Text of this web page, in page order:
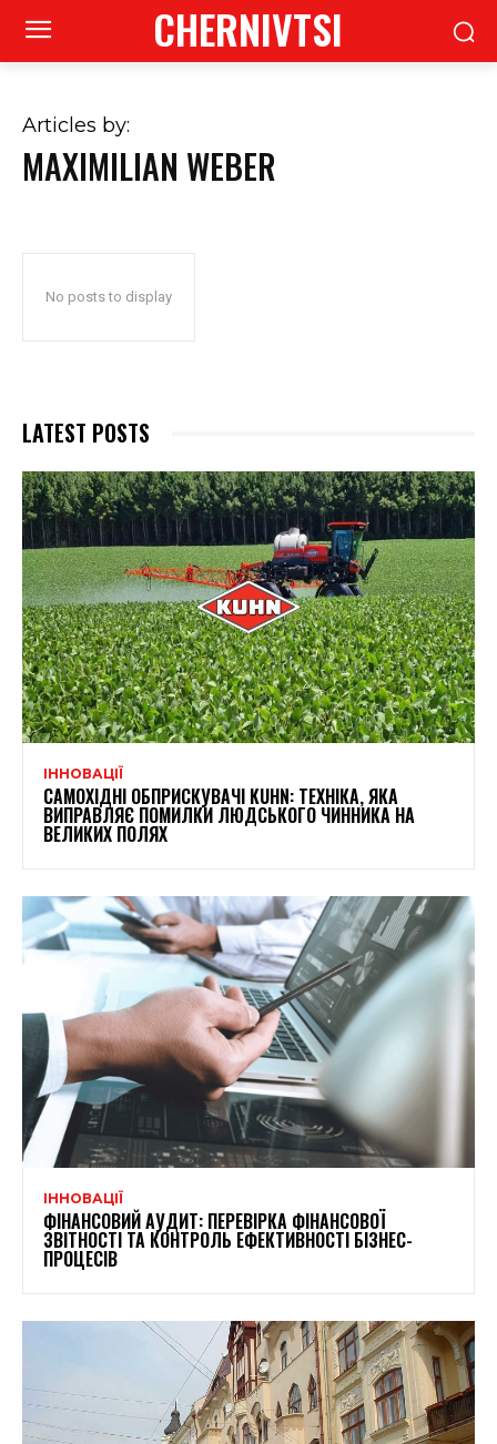
CHERNIVTSI
Articles by:
MAXIMILIAN WEBER
No posts to display
LATEST POSTS
ІННОВАЦІЇ
САМОХІДНІ ОБПРИСКУВАЧІ KUHN: ТЕХНІКА, ЯКА
ВИПРАВЛЯЄ ПОМИЛКИ ЛЮДСЬКОГО ЧИННИКА НА
ВЕЛИКИХ ПОЛЯХ
ІННОВАЦІЇ
ФІНАНСОВИЙ АУДИТ: ПЕРЕВІРКА ФІНАНСОВОЇ
ЗВІТНОСТІ ТА КОНТРОЛЬ ЕФЕКТИВНОСТІ БІЗНЕС-
ПРОЦЕСІВ